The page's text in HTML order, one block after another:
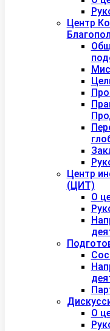
Центр
Центр
(ЦИТ)
О
О